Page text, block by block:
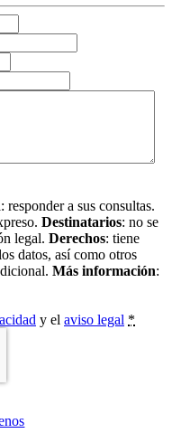
: responder a sus consultas.
Destinatarios: no se
legal. Derechos: tiene
datos, así como otros
Más información:
y el aviso legal *